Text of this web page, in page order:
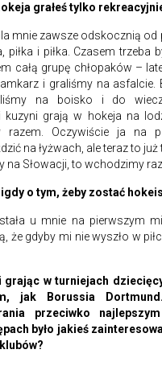
grałeś tylko
mnie zawsze odskocznią od
piłka i piłka. Czasem trzeba
całą grupę chłopaków –
i graliśmy na
na boisko i do
kuzyni grają w hokeja na
razem. Oczywiście ja na
na łyżwach, ale teraz to
na Słowacji, to wchodzimy
o tym, żeby zostać
u mnie na pierwszym
że gdyby mi nie wyszło w
grając w turniejach
jak Borussia
przeciwko
było jakieś